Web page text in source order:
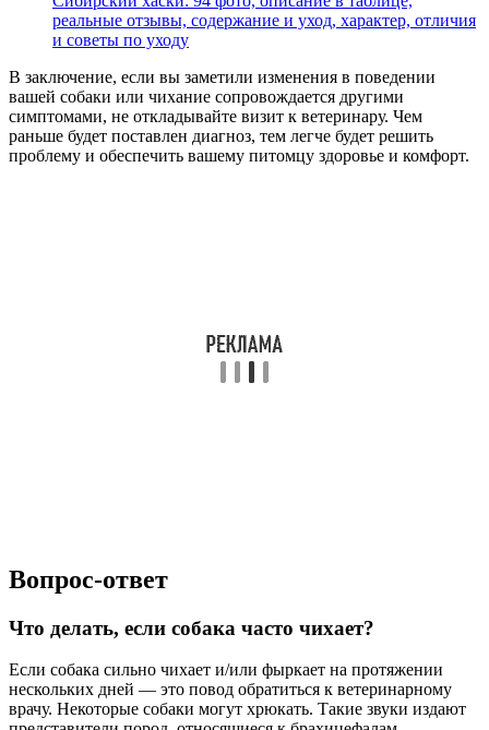
реальные отзывы, содержание и уход, характер, отличия
и советы по уходу
В заключение, если вы заметили изменения в поведении
вашей собаки или чихание сопровождается другими
симптомами, не откладывайте визит к ветеринару. Чем
раньше будет поставлен диагноз, тем легче будет решить
проблему и обеспечить вашему питомцу здоровье и комфорт.
Вопрос-ответ
Что делать, если собака часто чихает?
Если собака сильно чихает и/или фыркает на протяжении
нескольких дней — это повод обратиться к ветеринарному
врачу. Некоторые собаки могут хрюкать. Такие звуки издают